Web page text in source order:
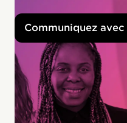
Communiquez avec